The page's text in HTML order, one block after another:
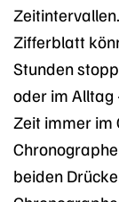
Zifferblatt
Stunden
oder im Alltag
Zeit immer im
beiden